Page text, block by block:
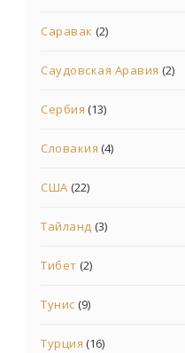
Саравак (2)
Саудовская Аравия (2)
Сербия (13)
Словакия (4)
США (22)
Тайланд (3)
Тибет (2)
Тунис (9)
Турция (16)